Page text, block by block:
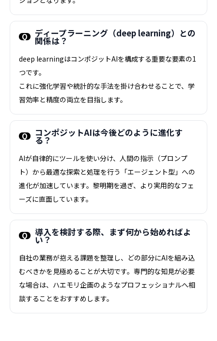
ディープラーニング（deep learning）との
関係は？
deep learningはコンポジットAIを構成する重要な要素の1
つです。
これに強化学習や統計的な手法を掛け合わせることで、学
習効率と精度の両立を目指します。
コンポジットAIは今後どのように進化す
る？
AIが自律的にツールを使い分け、人間の指示（プロンプ
ト）から最適な探索と処理を行う「エージェント型」への
進化が加速しています。黎明期を過ぎ、より実用的なフェ
ーズに直面しています。
導入を検討する際、まず何から始めればよ
い？
自社の業務が抱える課題を整理し、どの部分にAIを組み込
むべきかを見極めることが大切です。専門的な知見が必要
な場合は、ハエモリ企画のようなプロフェッショナルへ相
談することをおすすめします。